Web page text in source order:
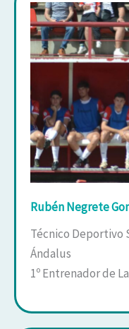
Rubén Negrete
Técnico Deportivo
Ándalus
1º Entrenador de